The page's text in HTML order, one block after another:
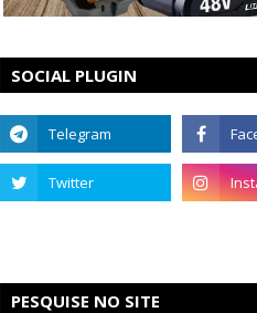
SOCIAL PLUGIN
PESQUISE NO SITE